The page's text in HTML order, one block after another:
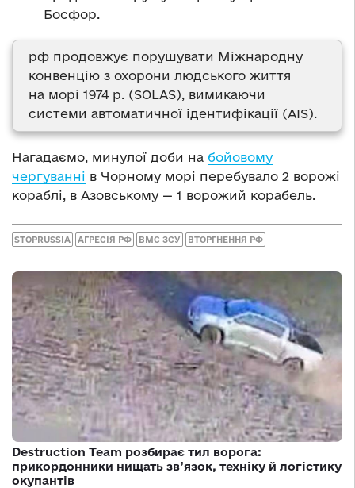
Босфор.
рф продовжує порушувати Міжнародну
конвенцію з охорони людського життя
на морі 1974 р. (SOLAS), вимикаючи
системи автоматичної ідентифікації (AIS).
Нагадаємо, минулої доби на бойовому
чергуванні в Чорному морі перебувало 2 ворожі
кораблі, в Азовському — 1 ворожий корабель.
STOPRUSSIA АГРЕСІЯ РФ ВМС ЗСУ ВТОРГНЕННЯ РФ
Destruction Team розбирає тил ворога:
прикордонники нищать зв’язок, техніку й логістику
окупантів